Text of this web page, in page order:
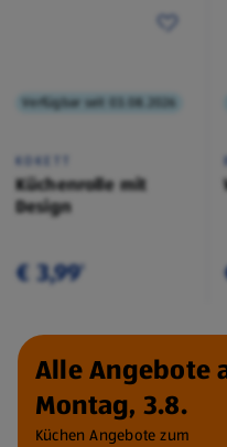
Verfügbar seit 03.08.2026
KOKETT
Küchenrolle mit
Design
€ 3,99¹
Alle Angebote
Montag, 3.8.
Küchen Angebote zum